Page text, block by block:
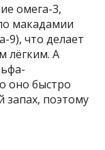
омега-3,
макадамии
9), что делает
лёгким. А
оно быстро
запах, поэтому